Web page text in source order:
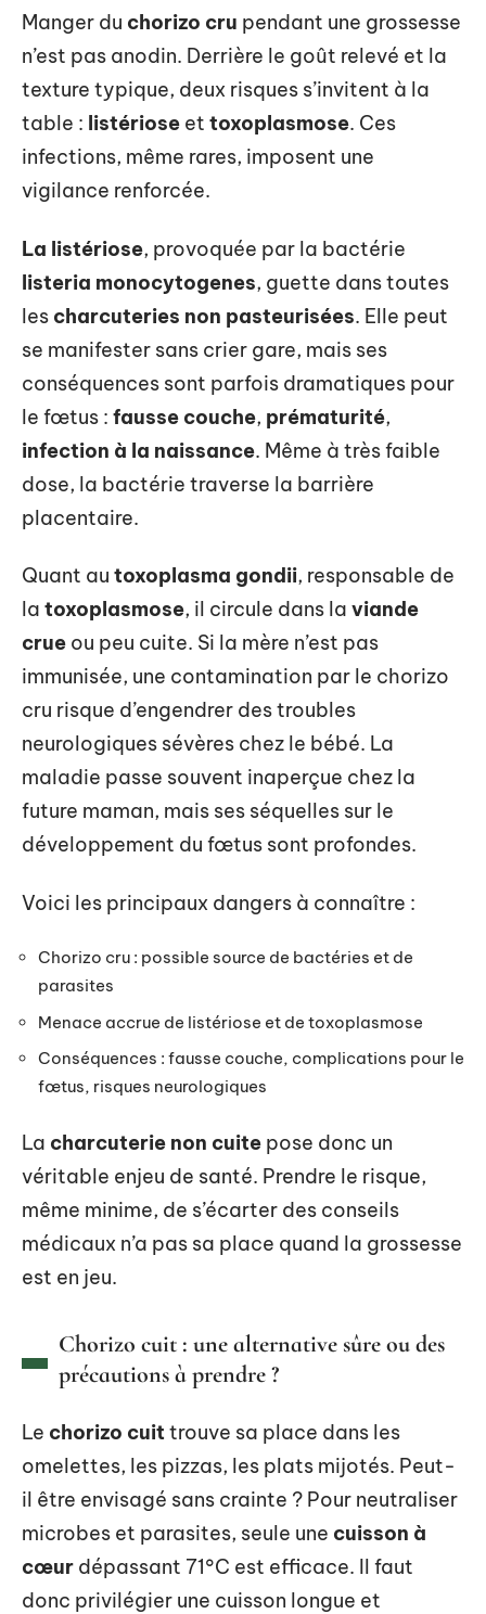
Manger du chorizo cru pendant une grossesse
n’est pas anodin. Derrière le goût relevé et la
texture typique, deux risques s’invitent à la
table : listériose et toxoplasmose. Ces
infections, même rares, imposent une
vigilance renforcée.
La listériose, provoquée par la bactérie
listeria monocytogenes, guette dans toutes
les charcuteries non pasteurisées. Elle peut
se manifester sans crier gare, mais ses
conséquences sont parfois dramatiques pour
le fœtus : fausse couche, prématurité,
infection à la naissance. Même à très faible
dose, la bactérie traverse la barrière
placentaire.
Quant au toxoplasma gondii, responsable de
la toxoplasmose, il circule dans la viande
crue ou peu cuite. Si la mère n’est pas
immunisée, une contamination par le chorizo
cru risque d’engendrer des troubles
neurologiques sévères chez le bébé. La
maladie passe souvent inaperçue chez la
future maman, mais ses séquelles sur le
développement du fœtus sont profondes.
Voici les principaux dangers à connaître :
Chorizo cru : possible source de bactéries et de
parasites
Menace accrue de listériose et de toxoplasmose
Conséquences : fausse couche, complications pour le
fœtus, risques neurologiques
La charcuterie non cuite pose donc un
véritable enjeu de santé. Prendre le risque,
même minime, de s’écarter des conseils
médicaux n’a pas sa place quand la grossesse
est en jeu.
Chorizo cuit : une alternative sûre ou des
précautions à prendre ?
Le chorizo cuittrouve sa place dans les
omelettes, les pizzas, les plats mijotés. Peut-
il être envisagé sans crainte ? Pour neutraliser
microbes et parasites, seule une cuisson à
cœur dépassant 71°C est efficace. Il faut
donc privilégier une cuisson longue et